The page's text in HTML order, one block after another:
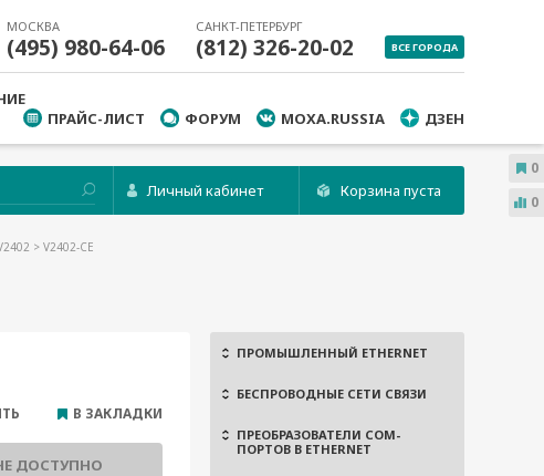
МОСКВА
(495) 980-64-06
САНКТ-ПЕТЕРБУРГ
(812) 326-20-02 ВСЕ ГОРОДА
ПРАЙС-ЛИСТ
ФОРУМ MOXA.RUSSIA ДЗЕН
Личный кабинет Корзина пуста
> V2402-CE
ПРОМЫШЛЕННЫЙ ETHERNET
БЕСПРОВОДНЫЕ СЕТИ СВЯЗИ
ПРЕОБРАЗОВАТЕЛИ COM-
ПОРТОВ В ETHERNET
В ЗАКЛАДКИ
ДОСТУПНО
0
0